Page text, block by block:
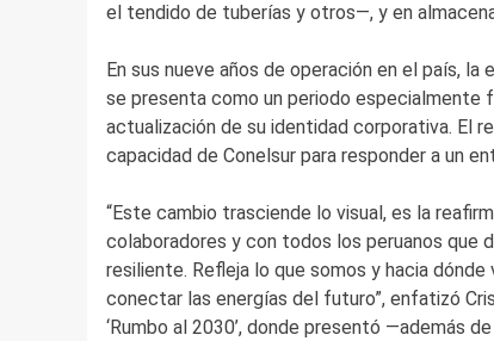
el tendido de tuberías y otros—, y en
En sus nueve años de operación en el país,
se presenta como un periodo
actualización de su identidad corporativa. El
capacidad de Conelsur para responder a un
“Este cambio trasciende lo visual, es la
colaboradores y con todos los peruanos que
resiliente. Refleja lo que somos y hacia
conectar las energías del futuro”, enfatizó
‘Rumbo al 2030’, donde presentó —además